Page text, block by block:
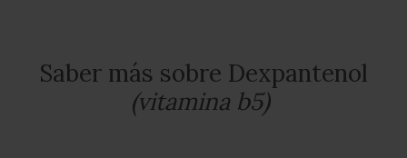
Saber más sobre Dexpantenol
(vitamina b5)